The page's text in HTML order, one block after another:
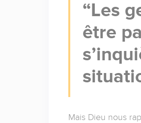
Les
être
Mais Dieu nous